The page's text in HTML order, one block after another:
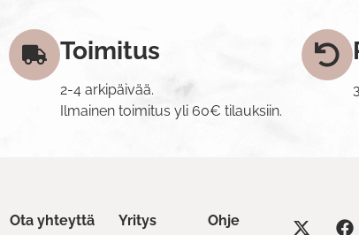
Toimitus
2-4 arkipäivää.
Ilmainen toimitus yli 60€ tilauksiin.
Ota yhteyttä
Yritys
Ohje